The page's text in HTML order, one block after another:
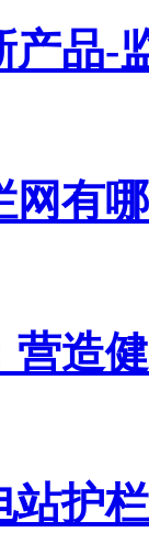
产品-
网有
营造
站护